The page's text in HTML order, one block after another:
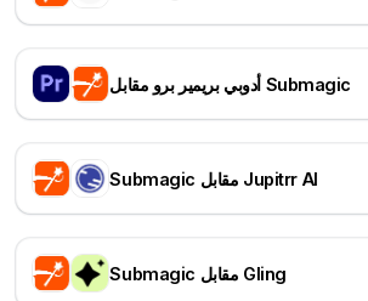
أدوبي بريمير برو مقابل Submagic
Submagic مقابل Jupitrr AI
Submagic مقابل Gling